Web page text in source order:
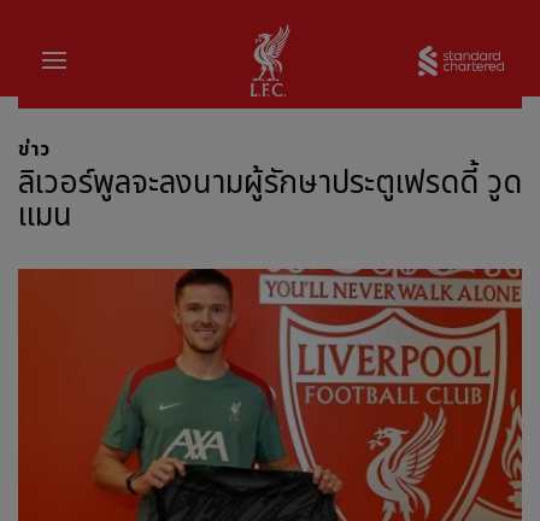
บ้าน
ข่าว
ลิเวอร์พูลจะลงนามผู้รักษาประตูเฟรดดี้ วูด
แมน